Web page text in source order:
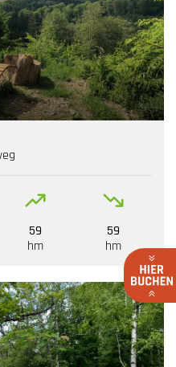
59
hm
59
hm